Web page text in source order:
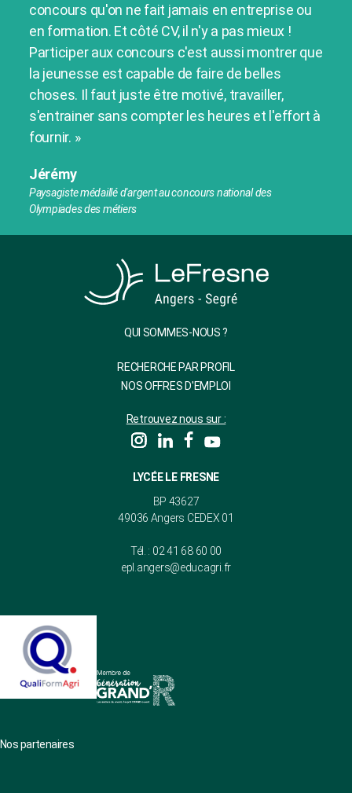
concours qu'on ne fait jamais en entreprise ou
en formation. Et côté CV, il n'y a pas mieux !
Participer aux concours c'est aussi montrer que
la jeunesse est capable de faire de belles
choses. Il faut juste être motivé, travailler,
s'entrainer sans compter les heures et l'effort à
fournir. »
Jérémy
Paysagiste médaillé d'argent au concours national des
Olympiades des métiers
QUI SOMMES-NOUS ?
RECHERCHE PAR PROFIL
NOS OFFRES D'EMPLOI
Retrouvez nous sur :
LYCÉE LE FRESNE
BP 43627
49036 Angers CEDEX 01
Tél. : 02 41 68 60 00
epl.angers@educagri.fr
Nos partenaires